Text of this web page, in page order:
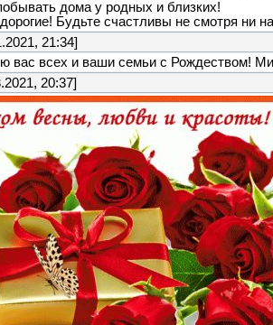
дома у родных и близких!
Будьте счастливы не смотря ни
21:34]
вас всех и ваши семьи с Рождеством!
20:37]